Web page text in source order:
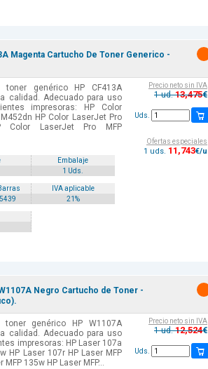
Magenta Cartucho De Toner Generico -
toner genérico HP CF413A
calidad. Adecuado para uso
impresoras: HP Color
HP Color LaserJet Pro
Color LaserJet Pro MFP
Embalaje
1 Uds.
IVA aplicable
21%
Precio neto sin IVA
1 ud.13,475€
Uds.
Ofertas especiales
1 uds. 11 ,743€/u
Negro Cartucho de Toner -
toner genérico HP W1107A
calidad. Adecuado para uso
impresoras: HP Laser 107a
HP Laser 107r HP Laser MFP
MFP 135w HP Laser MFP...
Precio neto sin IVA
1 ud.12,524€
Uds.